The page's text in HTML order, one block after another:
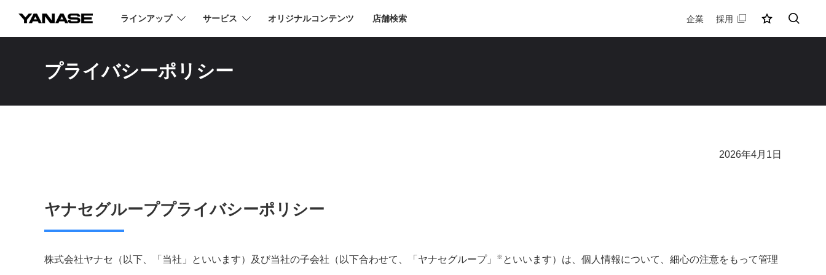
YANASE
ラインアップ サービス オリジナルコンテンツ 店舗検索 企業 採用 MY店舗
プライバシーポリシー
2026年4月1日
ヤナセグループプライバシーポリシー
株式会社ヤナセ（以下、「当社」といいます）及び当社の子会社（以下合わせて、「ヤナセグループ」 ※ といいます）は、個人情報について、細心の注意をもって管理